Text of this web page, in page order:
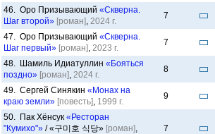
46. Оро Призывающий «Скверна.
Шаг второй» [роман], 2024 г.
7
47. Оро Призывающий «Скверна.
Шаг первый» [роман], 2023 г.
7
48. Шамиль Идиатуллин «Бояться
поздно» [роман], 2024 г.
8
49. Сергей Синякин «Монах на
краю земли» [повесть], 1999 г.
9
50. Пак Хёнсук «Ресторан
"Кумихо"» / «구미호 식당» [роман],
7